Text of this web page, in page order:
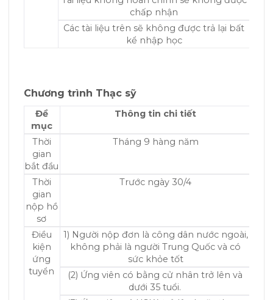
chấp nhận
Các tài liệu trên sẽ không được trả lại bất
kể nhập học
Chương trình Thạc sỹ
Đề
mục
Thông tin chi tiết
Thời
gian
bắt đầu
Tháng 9 hàng năm
Thời
gian
nộp hồ
sơ
Trước ngày 30/4
Điều
kiện
ứng
tuyển
1) Người nộp đơn là công dân nước ngoài,
không phải là người Trung Quốc và có
sức khỏe tốt
(2) Ứng viên có bằng cử nhân trở lên và
dưới 35 tuổi.